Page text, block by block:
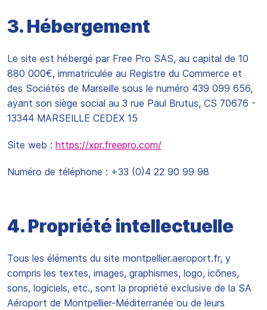
3. Hébergement
Le site est hébergé par Free Pro SAS, au capital de 10
880 000€, immatriculée au Registre du Commerce et
des Sociétés de Marseille sous le numéro 439 099 656,
ayant son siège social au 3 rue Paul Brutus, CS 70676 -
13344 MARSEILLE CEDEX 15
Site web : https://xpr.freepro.com/
Numéro de téléphone : +33 (0)4 22 90 99 98
4. Propriété intellectuelle
Tous les éléments du site montpellier.aeroport.fr, y
compris les textes, images, graphismes, logo, icônes,
sons, logiciels, etc., sont la propriété exclusive de la SA
Aéroport de Montpellier-Méditerranée ou de leurs